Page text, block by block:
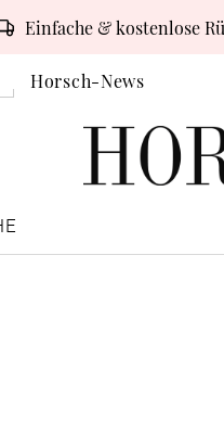
Einfache & kostenlose
Horsch-News